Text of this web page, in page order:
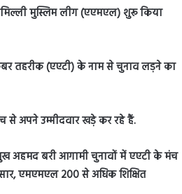
मुस्लिम लीग (एएमएल) शुरू किया
तहरीक (एएटी) के नाम से चुनाव लड़ने का
से अपने उम्मीदवार खड़े कर रहे हैं.
अहमद बरी आगामी चुनावों में एएटी के मंच
एमएमएल 200 से अधिक शिक्षित